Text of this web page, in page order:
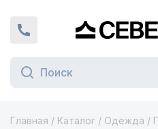
+7 (924) 924-16-46Вернуться на
Главная / Каталог / Одежда /